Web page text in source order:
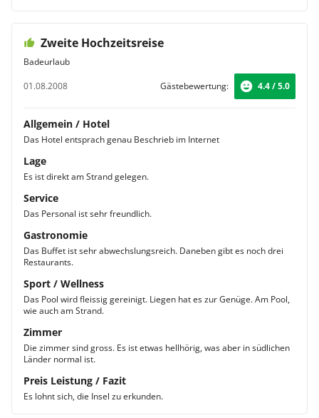
Zweite Hochzeitsreise
Badeurlaub
01.08.2008
Gästebewertung: 4.4 / 5.0
Allgemein / Hotel
Das Hotel entsprach genau Beschrieb im Internet
Lage
Es ist direkt am Strand gelegen.
Service
Das Personal ist sehr freundlich.
Gastronomie
Das Buffet ist sehr abwechslungsreich. Daneben gibt es noch drei
Restaurants.
Sport / Wellness
Das Pool wird fleissig gereinigt. Liegen hat es zur Genüge. Am Pool,
wie auch am Strand.
Zimmer
Die zimmer sind gross. Es ist etwas hellhörig, was aber in südlichen
Länder normal ist.
Preis Leistung / Fazit
Es lohnt sich, die Insel zu erkunden.